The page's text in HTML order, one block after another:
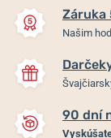
Záruka
Našim
90 dní